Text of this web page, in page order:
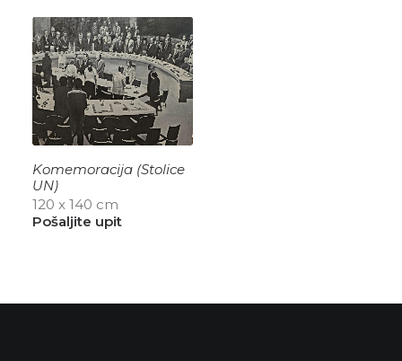
Komemoracija (Stolice
UN)
120 x 140 cm
Pošaljite upit